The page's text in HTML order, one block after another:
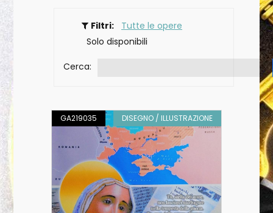
Filtri:
Tutte le opere
Solo disponibili
Cerca:
GA219035 DISEGNO / ILLUSTRAZIONE